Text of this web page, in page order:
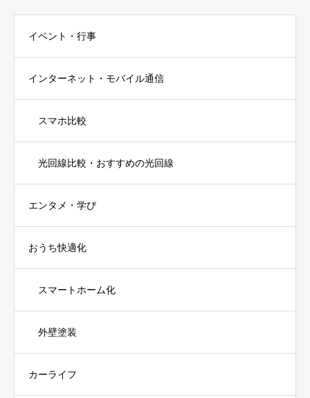
イベント・行事
インターネット・モバイル通信
スマホ比較
光回線比較・おすすめの光回線
エンタメ・学び
おうち快適化
スマートホーム化
外壁塗装
カーライフ